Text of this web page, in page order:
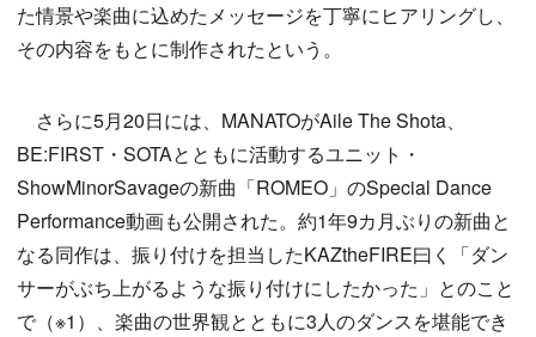
た情景や楽曲に込めたメッセージを丁寧にヒアリングし、
その内容をもとに制作されたという。
さらに5月20日には、MANATOがAile The Shota、
BE:FIRST・SOTAとともに活動するユニット・
ShowMinorSavageの新曲「ROMEO」のSpecial Dance
Performance動画も公開された。約1年9カ月ぶりの新曲と
なる同作は、振り付けを担当したKAZtheFIRE曰く「ダン
サーがぶち上がるような振り付けにしたかった」とのこと
で（※1）、楽曲の世界観とともに3人のダンスを堪能でき